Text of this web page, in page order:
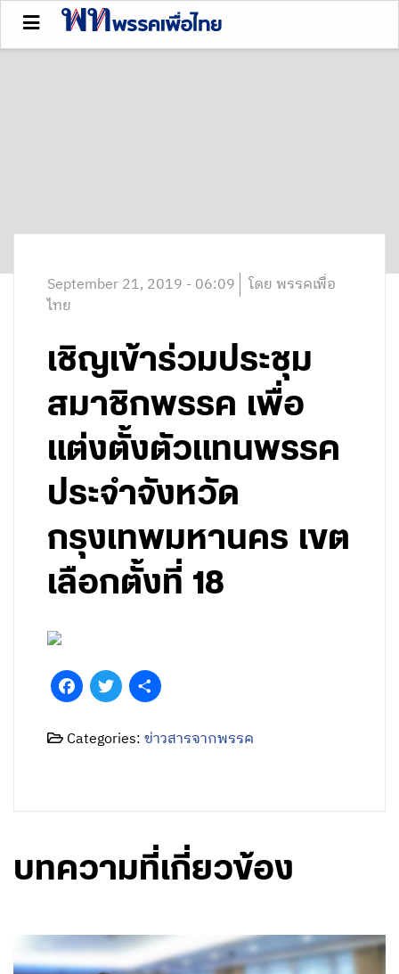
September 21, 2019 - 06:09 โดย พรรคเพื่อ
ไทย
เชิญเข้าร่วมประชุม
สมาชิกพรรค เพื่อ
แต่งตั้งตัวแทนพรรค
ประจำจังหวัด
กรุงเทพมหานคร เขต
เลือกตั้งที่ 18
FacebookTwitter
Categories:ข่าวสารจากพรรค
บทความที่เกี่ยวข้อง